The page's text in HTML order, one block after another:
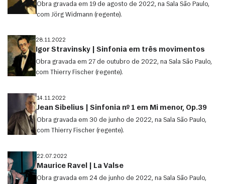
Obra gravada em 19 de agosto de 2022, na Sala São Paulo,
com Jörg Widmann (regente).
28.11.2022
Igor Stravinsky | Sinfonia em três movimentos
Obra gravada em 27 de outubro de 2022, na Sala São Paulo,
com Thierry Fischer (regente).
14.11.2022
Jean Sibelius | Sinfonia nº 1 em Mi menor, Op.39
Obra gravada em 30 de junho de 2022, na Sala São Paulo,
com Thierry Fischer (regente).
22.07.2022
Maurice Ravel | La Valse
Obra gravada em 24 de junho de 2022, na Sala São Paulo,